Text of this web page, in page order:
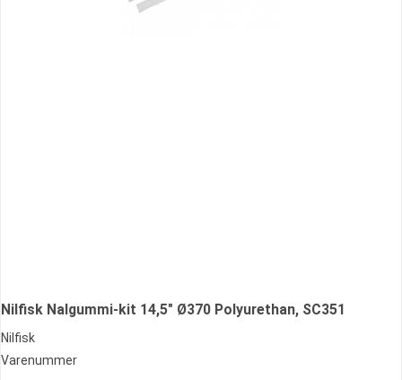
Nilfisk Nalgummi-kit 14,5" Ø370 Polyurethan, SC351
Nilfisk
Varenummer